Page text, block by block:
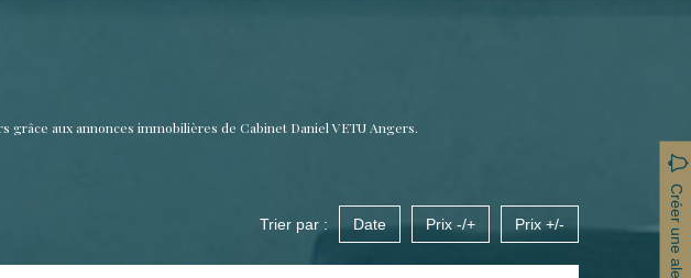
aux annonces immobilières de Cabinet Daniel VETU Angers.
Créer une alerte
Trier par : Date Prix -/+ Prix +/-